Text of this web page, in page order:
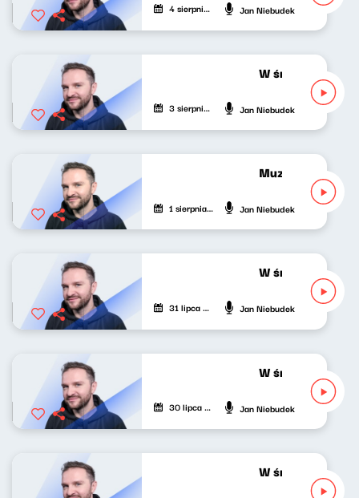
4 sierpnia 2026 Jan Niebudek
W środku dnia
3 sierpnia 2026 Jan Niebudek
Muzyka
1 sierpnia 2026 Jan Niebudek
W środku dnia
31 lipca 2026 Jan Niebudek
W środku dnia
30 lipca 2026 Jan Niebudek
W środku dnia